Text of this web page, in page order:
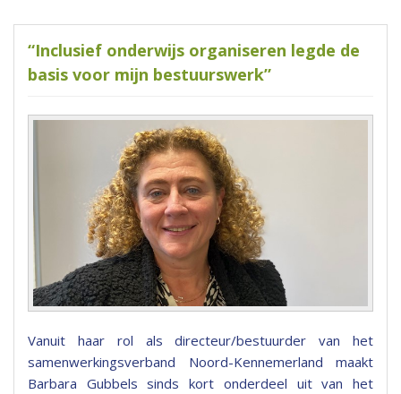
“Inclusief onderwijs organiseren legde de
basis voor mijn bestuurswerk”
Vanuit haar rol als directeur/bestuurder van het
samenwerkingsverband Noord-Kennemerland maakt
Barbara Gubbels sinds kort onderdeel uit van het